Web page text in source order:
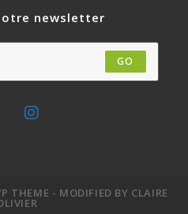
newsletter
GO
THEME - MODIFIED BY CLAIRE